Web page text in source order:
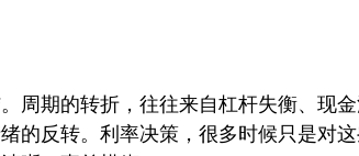
周期的转折，往往来自杠杆失衡、现
的反转。利率决策，很多时候只是对